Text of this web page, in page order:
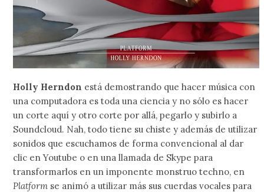
Holly Herndon está demostrando que hacer música con
una computadora es toda una ciencia y no sólo es hacer
un corte aquí y otro corte por allá, pegarlo y subirlo a
Soundcloud. Nah, todo tiene su chiste y además de utilizar
sonidos que escuchamos de forma convencional al dar
clic en Youtube o en una llamada de Skype para
transformarlos en un imponente monstruo techno, en
Platform se animó a utilizar más sus cuerdas vocales para